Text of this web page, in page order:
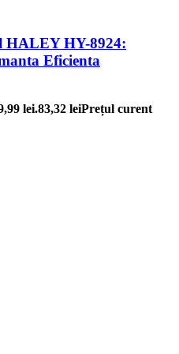
HALEY HY-8924:
Eficienta
lei.83,32 leiPrețul curent